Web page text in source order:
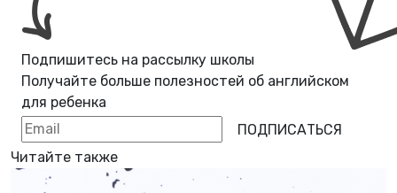
Подпишитесь на рассылку школы
Получайте больше полезностей об английском
для ребенка
ПОДПИСАТЬСЯ
Читайте также